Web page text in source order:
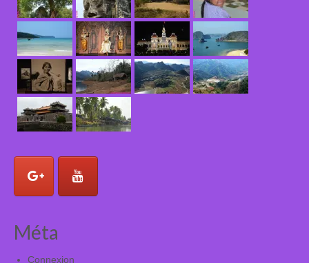
Méta
Connexion